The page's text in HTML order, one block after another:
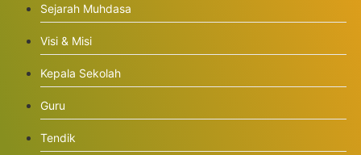
Sejarah Muhdasa
Visi & Misi
Kepala Sekolah
Guru
Tendik